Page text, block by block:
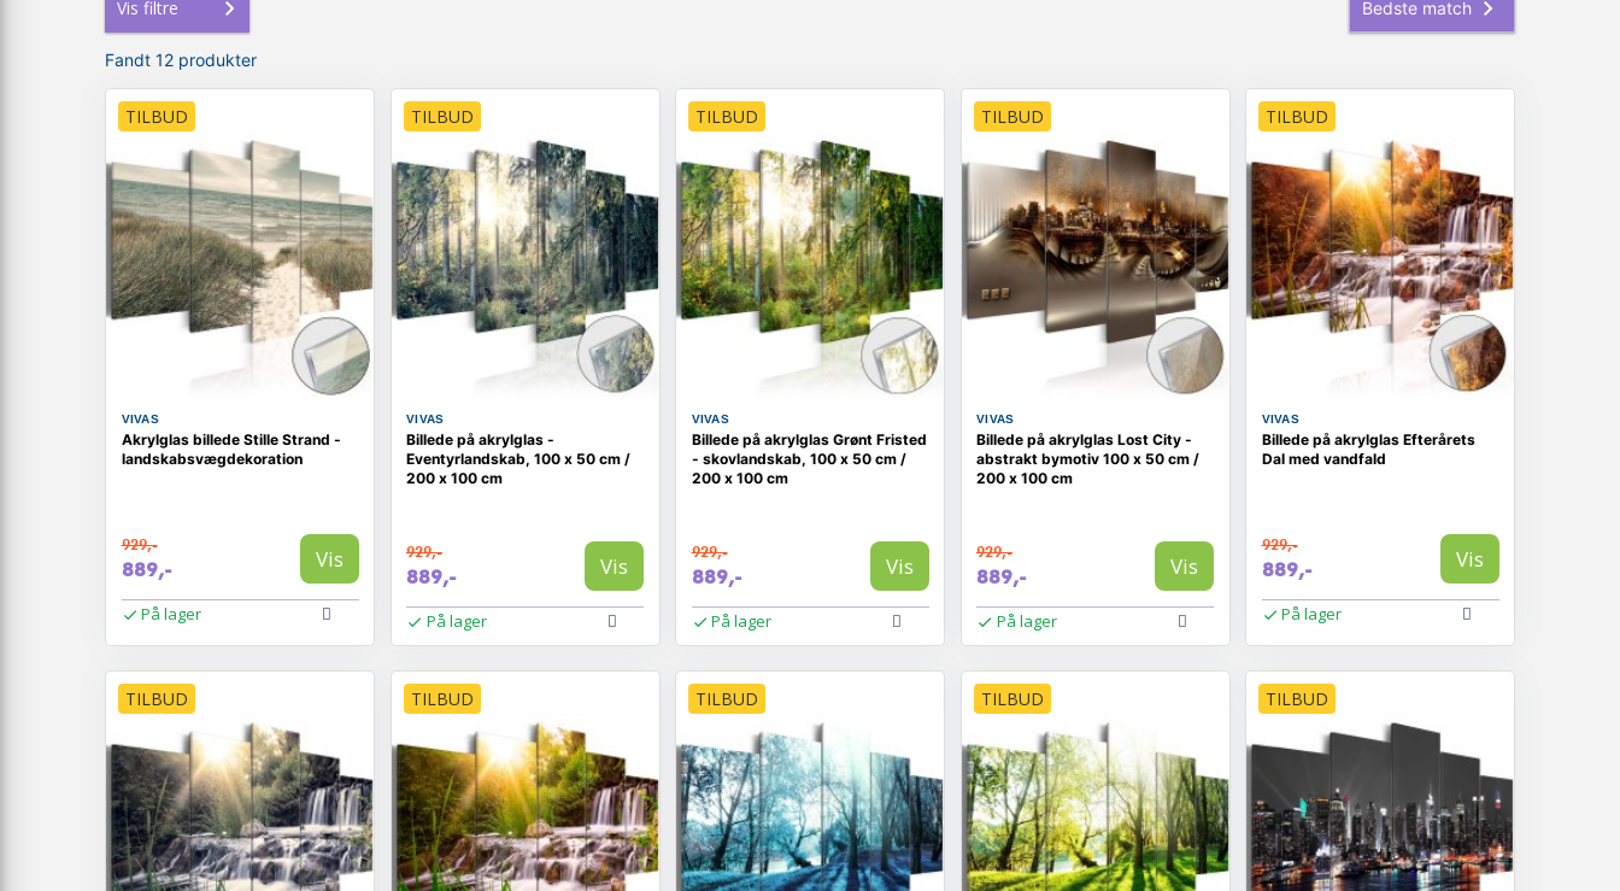
Vis filtre
Fandt 12 produkter
TILBUD
VIVAS
Akrylglas billede Stille Strand -
landskabsvægdekoration
929,-
889,- Vis
På lager
TILBUD
VIVAS
Billede på akrylglas -
Eventyrlandskab, 100 x 50 cm /
200 x 100 cm
929,-
889,- Vis
På lager
TILBUD
VIVAS
Billede på akrylglas Grønt Fristed
- skovlandskab, 100 x 50 cm /
200 x 100 cm
929,-
889,- Vis
På lager
TILBUD
VIVAS
Billede på akrylglas Lost City -
abstrakt bymotiv 100 x 50 cm /
200 x 100 cm
929,-
889,- Vis
På lager
TILBUD
VIVAS
Billede på akrylglas Efterårets
Dal med vandfald
929,-
889,- Vis
På lager
TILBUD TILBUD TILBUD TILBUD TILBUD